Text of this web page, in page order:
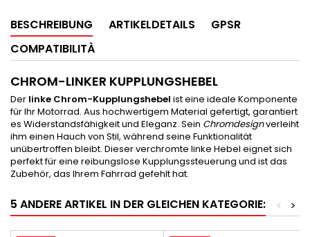
BESCHREIBUNG ARTIKELDETAILS
GPSR
COMPATIBILITÀ
CHROM-LINKER KUPPLUNGSHEBEL
Der linke Chrom-Kupplungshebel ist eine ideale Komponente
für Ihr Motorrad. Aus hochwertigem Material gefertigt, garantiert
es Widerstandsfähigkeit und Eleganz. Sein Chromdesignverleiht
ihm einen Hauch von Stil, während seine Funktionalität
unübertroffen bleibt. Dieser verchromte linke Hebel eignet sich
perfekt für eine reibungslose Kupplungssteuerung und ist das
Zubehör, das Ihrem Fahrrad gefehlt hat.
5 ANDERE ARTIKEL IN DER GLEICHEN KATEGORIE: >
<